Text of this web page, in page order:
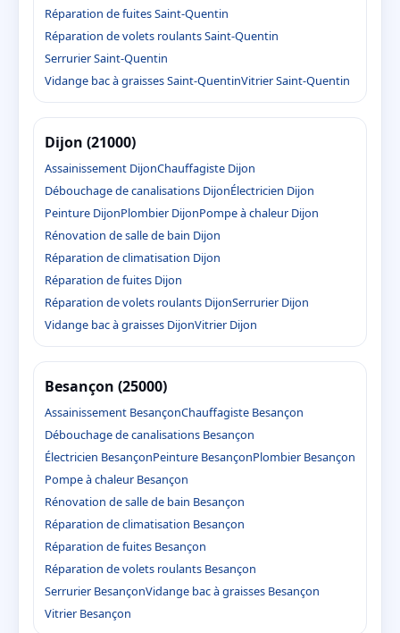
Réparation de fuites Saint-Quentin
Réparation de volets roulants Saint-Quentin
Serrurier Saint-Quentin
Vidange bac à graisses Saint-QuentinVitrier Saint-Quentin
Dijon (21000)
Assainissement DijonChauffagiste Dijon
Débouchage de canalisations DijonÉlectricien Dijon
Peinture DijonPlombier DijonPompe à chaleur Dijon
Rénovation de salle de bain Dijon
Réparation de climatisation Dijon
Réparation de fuites Dijon
Réparation de volets roulants DijonSerrurier Dijon
Vidange bac à graisses DijonVitrier Dijon
Besançon (25000)
Assainissement BesançonChauffagiste Besançon
Débouchage de canalisations Besançon
Électricien BesançonPeinture BesançonPlombier Besançon
Pompe à chaleur Besançon
Rénovation de salle de bain Besançon
Réparation de climatisation Besançon
Réparation de fuites Besançon
Réparation de volets roulants Besançon
Serrurier BesançonVidange bac à graisses Besançon
Vitrier Besançon